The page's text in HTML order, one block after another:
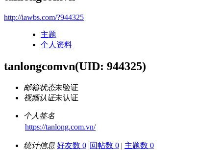
http://iawbs.com/?944325
主题
个人资料
tanlongcomvn(UID: 944325)
邮箱状态未验证
视频认证未认证
个人签名
https://tanlong.com.vn/
统计信息 好友数 0 |回帖数 0 | 主题数 0